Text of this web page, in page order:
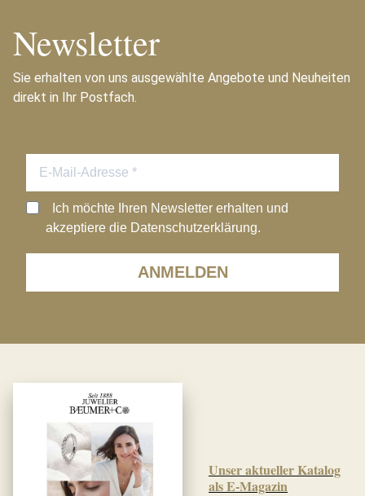
Newsletter
Sie erhalten von uns ausgewählte Angebote und Neuheiten
direkt in Ihr Postfach.
ANMELDEN
Ich möchte Ihren Newsletter erhalten und
akzeptiere die Datenschutzerklärung.
Unser aktueller Katalog
als E-Magazin